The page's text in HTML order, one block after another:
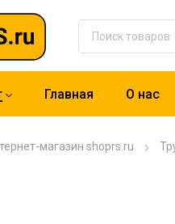
Главная О нас
магазин shoprs.ru